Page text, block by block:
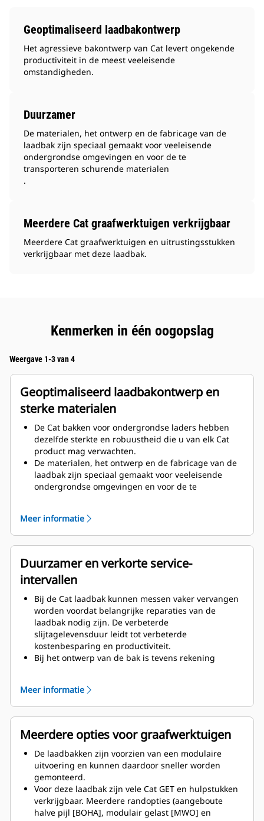
Geoptimaliseerd laadbakontwerp
Het agressieve bakontwerp van Cat levert ongekende
productiviteit in de meest veeleisende
omstandigheden.
Duurzamer
De materialen, het ontwerp en de fabricage van de
laadbak zijn speciaal gemaakt voor veeleisende
ondergrondse omgevingen en voor de te
transporteren schurende materialen
.
Meerdere Cat graafwerktuigen verkrijgbaar
Meerdere Cat graafwerktuigen en uitrustingsstukken
verkrijgbaar met deze laadbak.
Kenmerken in één oogopslag
Weergave 1-3 van 4
Geoptimaliseerd laadbakontwerp en
sterke materialen
De Cat bakken voor ondergrondse laders hebben
dezelfde sterkte en robuustheid die u van elk Cat
product mag verwachten.
De materialen, het ontwerp en de fabricage van de
laadbak zijn speciaal gemaakt voor veeleisende
ondergrondse omgevingen en voor de te
verbeteren de sterkte en verhogen de stijfheid van
de laadbak en ondersteunen bij het vervangen van
randen.
Voor de laadbakcomponenten is een hoogwaardiger
materiaal toegepast.
Meer informatie
Duurzamer en verkorte service-
intervallen
Bij de Cat laadbak kunnen messen vaker vervangen
worden voordat belangrijke reparaties van de
laadbak nodig zijn. De verbeterde
slijtagelevensduur leidt tot verbeterde
kostenbesparing en productiviteit.
Bij het ontwerp van de bak is tevens rekening
gewicht, waardoor de algemene machineprestaties
verbeteren.
Cat GET biedt bovendien grote
concurrentievoordelen.
Meer informatie
Meerdere opties voor graafwerktuigen
De laadbakken zijn voorzien van een modulaire
uitvoering en kunnen daardoor sneller worden
gemonteerd.
Voor deze laadbak zijn vele Cat GET en hulpstukken
verkrijgbaar. Meerdere randopties (aangeboute
halve pijl [BOHA], modulair gelast [MWO] en